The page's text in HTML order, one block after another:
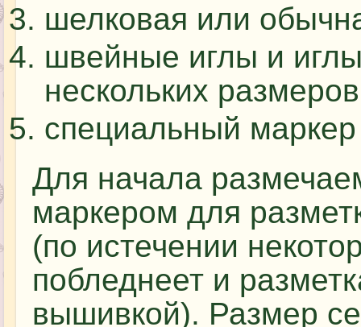
шелковая или
швейные иглы и
нескольких
специальный
Для начала
маркером для
(по истечении
побледнеет и
вышивкой). Размер